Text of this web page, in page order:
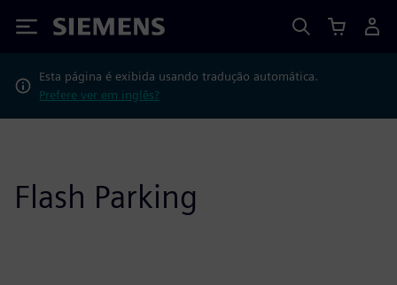
Siemens
Esta página é exibida usando tradução automática.
Prefere ver em inglês?
Flash Parking